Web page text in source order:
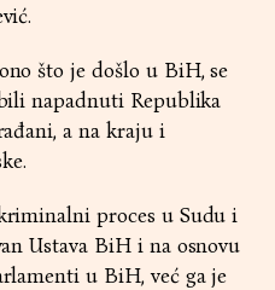
što je došlo u BiH, se
napadnuti Republika
a na kraju i
proces u Sudu i
Ustava BiH i na osnovu
u BiH, već ga je